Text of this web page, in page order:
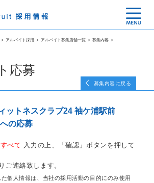
> アルバイト採用 > アルバイト募集店舗一覧 > 募集内容 >
応募
募集内容に戻る
ットネスクラブ24 袖ケ浦駅前
の応募
すべて 入力の上、「確認」ボタンを押して
ご連絡致します。
個人情報は、当社の採用活動の目的にのみ使用